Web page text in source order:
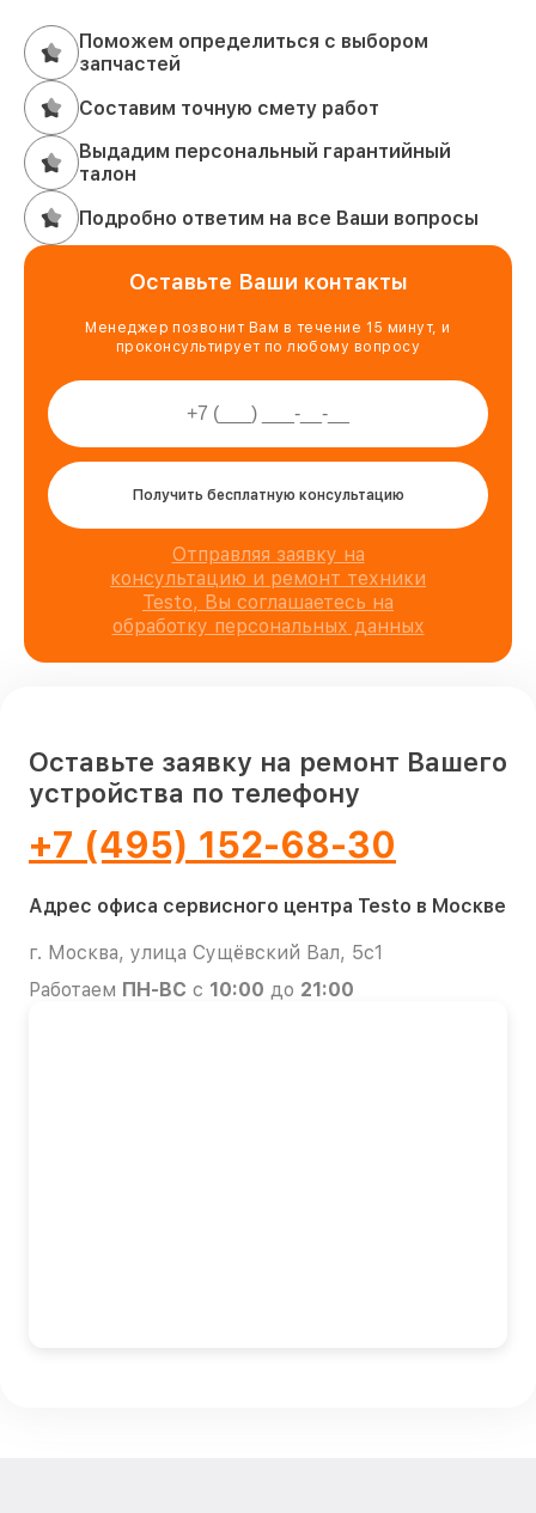
Поможем определиться с выбором
запчастей
Составим точную смету работ
Выдадим персональный гарантийный
талон
Подробно ответим на все Ваши вопросы
Оставьте Ваши контакты
Менеджер позвонит Вам в течение 15 минут, и
проконсультирует по любому вопросу
Получить бесплатную консультацию
Отправляя заявку на
консультацию и ремонт техники
Testo, Вы соглашаетесь на
обработку персональных данных
Оставьте заявку на ремонт Вашего
устройства по телефону
+7 (495) 152-68-30
Адрес офиса сервисного центра Testo в Москве
г. Москва, улица Сущёвский Вал, 5с1
Работаем ПН-ВС с 10:00 до 21:00